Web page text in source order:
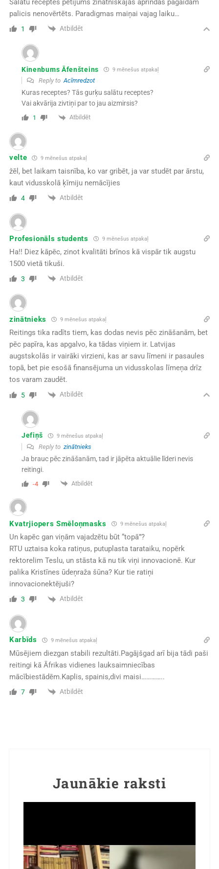
Salātu receptes pētījums zinātniskajās aprindās pagaidām
palicis nenovērtēts. Paradigmas maiņai vajag laiku…
1 Atbildēt
Kinenbums Āfenšteins 9 mēnešus atpakaļ
Reply toAcīmredzot
Kuras receptes? Tās gurķu salātu receptes?
Vai akvārija zivtiņi par to jau aizmirsis?
1 Atbildēt
velte 9 mēnešus atpakaļ
žēl, bet laikam taisnība, ko var gribēt, ja var studēt par ārstu,
kaut vidusskolā ķīmiju nemācījies
4 Atbildēt
Profesionāls students 9 mēnešus atpakaļ
Ha!! Diez kāpēc, zinot kvalitāti brīnos kā vispār tik augstu
1500 vietā tikuši.
3 Atbildēt
zinātnieks 9 mēnešus atpakaļ
Reitings tika radīts tiem, kas dodas nevis pēc zināšanām, bet
pēc papīra, kas apgalvo, ka tādas viņiem ir. Latvijas
augstskolās ir vairāki virzieni, kas ar savu līmeni ir pasaules
topā, bet pie esošā finansējuma un vidusskolas līmeņa drīz
tos varam zaudēt.
5 Atbildēt
Jefiņš 9 mēnešus atpakaļ
Reply to zinātnieks
Ja brauc pēc zināšanām, tad ir jāpēta aktuālie līderi nevis
reitingi.
-4 Atbildēt
Kvatrjiopers Smēloņmasks 9 mēnešus atpakaļ
Un kapēc gan viņām vajadzētu būt “topā”?
RTU uztaisa koka ratiņus, putuplasta tarataiku, nopērk
rektorelim Teslu, un stāsta kā nu tik viņi innovacionē. Kur
palika Kristīnes ūdeņraža šūna? Kur tie ratiņi
innovacionektējuši?
3 Atbildēt
Karbīds 9 mēnešus atpakaļ
Mūsējiem diezgan stabili rezultāti.Pagājšgad arī bija tādi paši
reitingi kā Āfrikas vidienes lauksaimniecības
mācībiestādēm.Kaplis, spainis,divi maisi…………..
7 Atbildēt
Jaunākie raksti